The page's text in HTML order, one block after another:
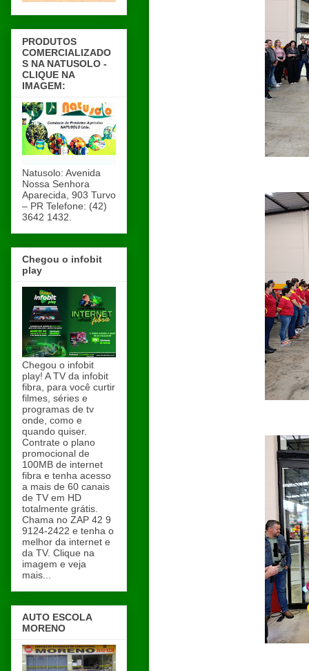
PRODUTOS
COMERCIALIZADO
S NA NATUSOLO -
CLIQUE NA
IMAGEM:
Natusolo: Avenida
Nossa Senhora
Aparecida, 903 Turvo
– PR Telefone: (42)
3642 1432.
Chegou o infobit
play
Chegou o infobit
play! A TV da infobit
fibra, para você curtir
filmes, séries e
programas de tv
onde, como e
quando quiser.
Contrate o plano
promocional de
100MB de internet
fibra e tenha acesso
a mais de 60 canais
de TV em HD
totalmente grátis.
Chama no ZAP 42 9
9124-2422 e tenha o
melhor da internet e
da TV. Clique na
imagem e veja
mais...
AUTO ESCOLA
MORENO